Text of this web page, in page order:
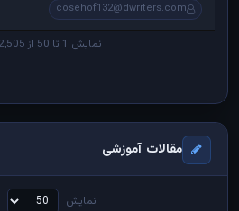
cosehof132@dwriters.com
نمایش 1 تا 50 از 2,505 ردیف
مقالات آموزشی
نمایش